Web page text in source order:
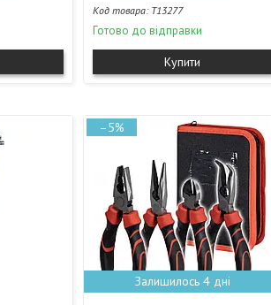
T13277
Готово до відправки
Купити
–5%
Залишилось 4 дні